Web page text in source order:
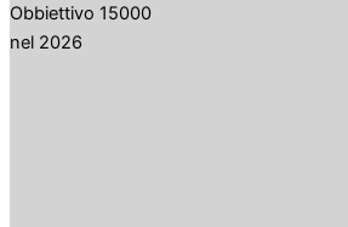
Obbiettivo 15000
nel 2026